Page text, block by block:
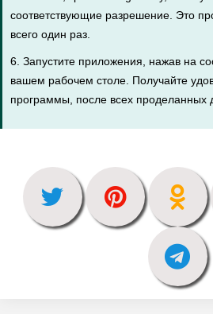
соответствующие разрешение. Это
всего один раз.
6. Запустите приложения, нажав на
вашем рабочем столе. Получайте
программы, после всех проделанных